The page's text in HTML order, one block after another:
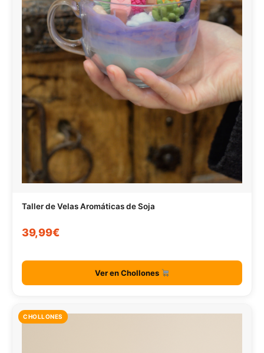
Taller de Velas Aromáticas de Soja
39,99€
Ver en Chollones
CHOLLONES